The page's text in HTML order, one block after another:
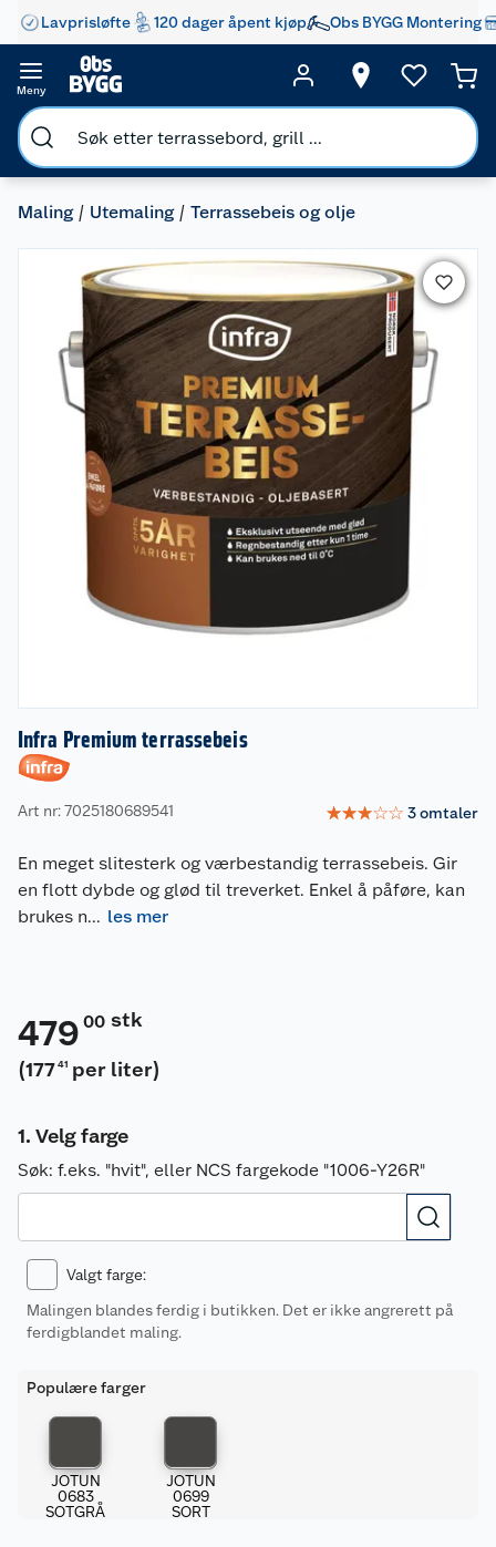
Lavprisløfte 120 dager åpent kjøp Obs BYGG Montering
Meny
Maling Utemaling Terrassebeis og olje
Infra Premium terrassebeis
Art nr: 7025180689541 ☆☆☆☆☆ 3omtaler
En meget slitesterk og værbestandig terrassebeis. Gir
en flott dybde og glød til treverket. Enkel å påføre, kan
brukes n... les mer
479 00 stk
(177 41 per liter)
Velg farge
Søk: f.eks. "hvit", eller NCS fargekode "1006-Y26R"
Valgt farge:
Malingen blandes ferdig i butikken. Det er ikke angrerett på
ferdigblandet maling.
Populære farger
JOTUN
0683
SOTGRÅ
JOTUN
0699
SORT